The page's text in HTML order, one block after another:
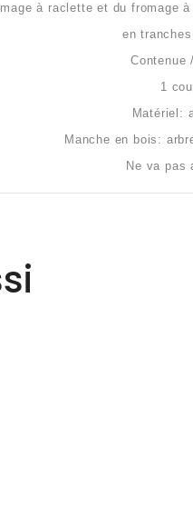
à raclette et du
en
Contenue
1
Matériel:
Manche en bois:
Ne va pas